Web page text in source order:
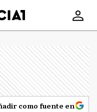
como fuente en